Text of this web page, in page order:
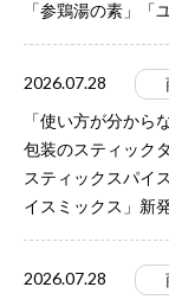
「参鶏湯の素」「
2026.07.28
「使い方が分から
包装のスティック
スティックスパイ
イスミックス」新
2026.07.28